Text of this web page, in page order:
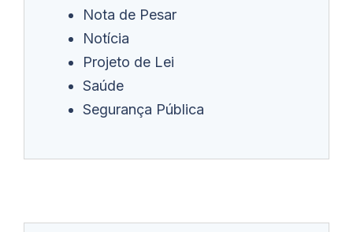
Nota de Pesar
Notícia
Projeto de Lei
Saúde
Segurança Pública